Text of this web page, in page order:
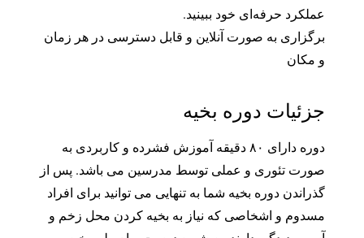
عملکرد حرفه‌ای خود ببینید.
برگزاری به صورت آنلاین و قابل دسترسی در هر زمان
و مکان
جزئیات دوره بخیه
دوره دارای ۸۰ دقیقه آموزش فشرده و کاربردی به
صورت تئوری و عملی توسط مدرسین می باشد. پس از
گذراندن دوره بخیه شما به تنهایی می توانید برای افراد
مسدوم و اشخاصی که نیاز به بخیه کردن محل زخم و